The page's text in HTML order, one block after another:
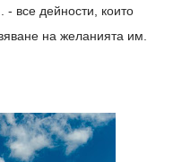
- все дейности, които
на желанията им.